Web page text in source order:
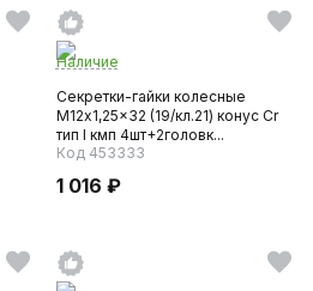
Наличие
Секретки-гайки колесные
М12x1,25x32 (19/кл.21) конус Cr
тип I кмп 4шт+2головк...
Код 453333
1 016 ₽